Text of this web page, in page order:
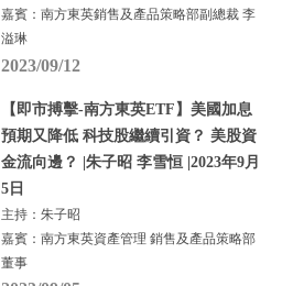
嘉賓：南方東英銷售及產品策略部副總裁 李
溢琳
2023/09/12
【即市搏擊-南方東英ETF】美國加息
預期又降低 科技股繼續引資？ 美股資
金流向邊？ |朱子昭 李雪恒 |2023年9月
5日
主持：朱子昭
嘉賓：南方東英資產管理 銷售及產品策略部
董事